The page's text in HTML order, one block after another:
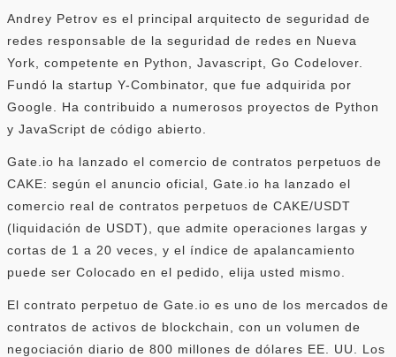
Andrey Petrov es el principal arquitecto de seguridad de
redes responsable de la seguridad de redes en Nueva
York, competente en Python, Javascript, Go Codelover.
Fundó la startup Y-Combinator, que fue adquirida por
Google. Ha contribuido a numerosos proyectos de Python
y JavaScript de código abierto.
Gate.io ha lanzado el comercio de contratos perpetuos de
CAKE: según el anuncio oficial, Gate.io ha lanzado el
comercio real de contratos perpetuos de CAKE/USDT
(liquidación de USDT), que admite operaciones largas y
cortas de 1 a 20 veces, y el índice de apalancamiento
puede ser Colocado en el pedido, elija usted mismo.
El contrato perpetuo de Gate.io es uno de los mercados de
contratos de activos de blockchain, con un volumen de
negociación diario de 800 millones de dólares EE. UU. Los